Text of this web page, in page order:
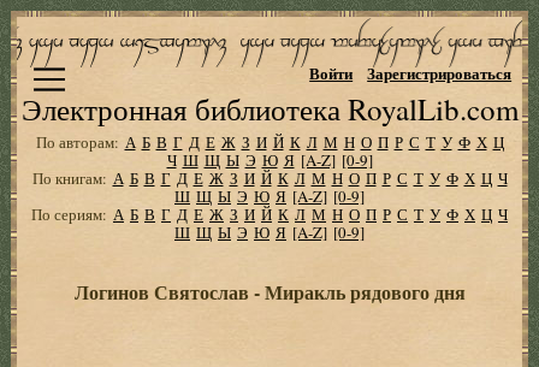
Электронная библиотека RoyalLib.com
Войти Зарегистрироваться
По авторам: А Б В Г Д Е Ж З И Й К Л М Н О П Р С Т У Ф Х Ц
Ч Ш Щ Ы Э Ю Я [A-Z] [0-9]
По книгам: А Б В Г Д Е Ж З И Й К Л М Н О П Р С Т У Ф Х Ц Ч
Ш Щ Ы Э Ю Я [A-Z] [0-9]
По сериям: А Б В Г Д Е Ж З И Й К Л М Н О П Р С Т У Ф Х Ц Ч
Ш Щ Ы Э Ю Я [A-Z] [0-9]
Логинов Святослав - Миракль рядового дня